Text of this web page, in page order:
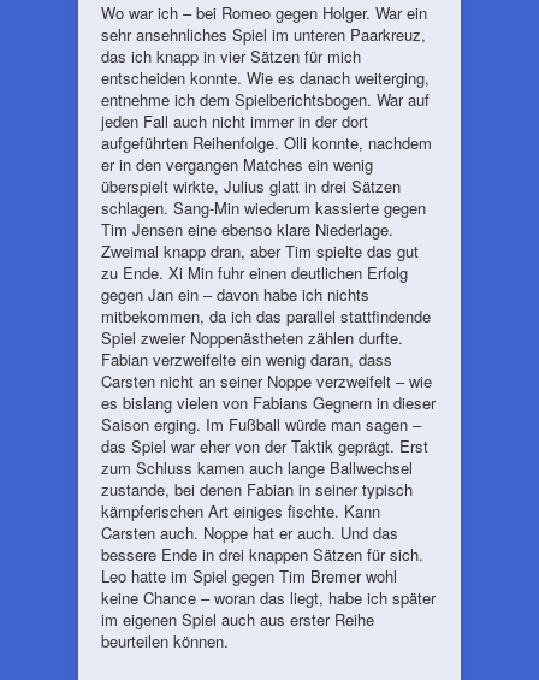
Wo war ich – bei Romeo gegen Holger. War ein
sehr ansehnliches Spiel im unteren Paarkreuz,
das ich knapp in vier Sätzen für mich
entscheiden konnte. Wie es danach weiterging,
entnehme ich dem Spielberichtsbogen. War auf
jeden Fall auch nicht immer in der dort
aufgeführten Reihenfolge. Olli konnte, nachdem
er in den vergangen Matches ein wenig
überspielt wirkte, Julius glatt in drei Sätzen
schlagen. Sang-Min wiederum kassierte gegen
Tim Jensen eine ebenso klare Niederlage.
Zweimal knapp dran, aber Tim spielte das gut
zu Ende. Xi Min fuhr einen deutlichen Erfolg
gegen Jan ein – davon habe ich nichts
mitbekommen, da ich das parallel stattfindende
Spiel zweier Noppenästheten zählen durfte.
Fabian verzweifelte ein wenig daran, dass
Carsten nicht an seiner Noppe verzweifelt – wie
es bislang vielen von Fabians Gegnern in dieser
Saison erging. Im Fußball würde man sagen –
das Spiel war eher von der Taktik geprägt. Erst
zum Schluss kamen auch lange Ballwechsel
zustande, bei denen Fabian in seiner typisch
kämpferischen Art einiges fischte. Kann
Carsten auch. Noppe hat er auch. Und das
bessere Ende in drei knappen Sätzen für sich.
Leo hatte im Spiel gegen Tim Bremer wohl
keine Chance – woran das liegt, habe ich später
im eigenen Spiel auch aus erster Reihe
beurteilen können.